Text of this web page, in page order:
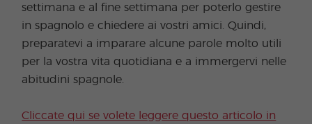
settimana e al fine settimana per poterlo gestire
in spagnolo e chiedere ai vostri amici. Quindi,
preparatevi a imparare alcune parole molto utili
per la vostra vita quotidiana e a immergervi nelle
abitudini spagnole.
Cliccate qui se volete leggere questo articolo in